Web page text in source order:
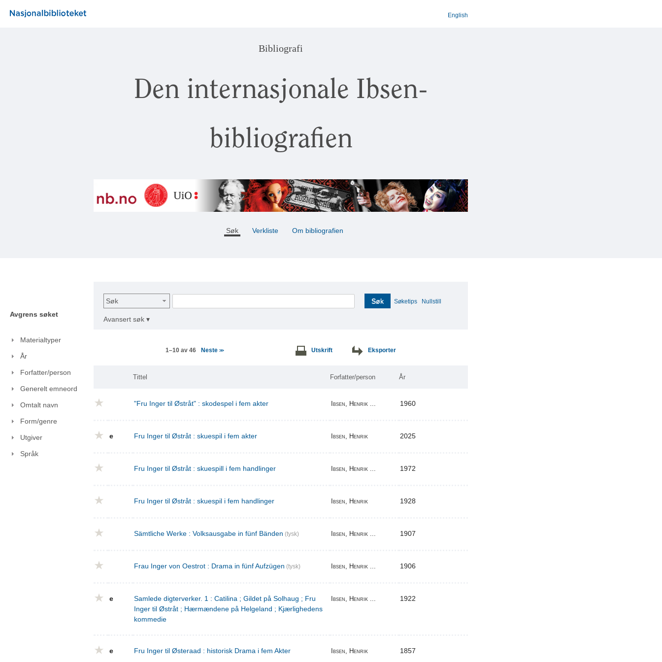
English
Bibliografi
Den internasjonale Ibsen-
bibliografien
Søk Verkliste Om bibliografien
Avgrens søket
Materialtyper
År
Forfatter/person
Generelt emneord
Omtalt navn
Form/genre
Utgiver
Språk
Søk Søk Søketips Nullstill
Avansert søk ▾
1–10 av 46 Neste>> Utskrift Eksporter
Tittel Forfatter/person År
"Fru Inger til Østråt" : skodespel i fem akter Ibsen, Henrik ... 1960
e Fru Inger til Østråt : skuespil i fem akter Ibsen, Henrik 2025
Fru Inger til Østråt : skuespill i fem handlinger Ibsen, Henrik ... 1972
Fru Inger til Østråt : skuespil i fem handlinger Ibsen, Henrik 1928
Sämtliche Werke : Volksausgabe in fünf Bänden (tysk) Ibsen, Henrik ... 1907
Frau Inger von Oestrot : Drama in fünf Aufzügen (tysk) Ibsen, Henrik ... 1906
e
Samlede digterverker. 1 : Catilina ; Gildet på Solhaug ; Fru
Inger til Østråt ; Hærmændene på Helgeland ; Kjærlighedens
kommedie
Ibsen, Henrik ... 1922
e Fru Inger til Østeraad : historisk Drama i fem Akter Ibsen, Henrik 1857